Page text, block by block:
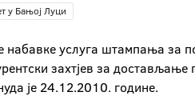
у Бањој Луци
набавке услуга штампања за
захтјев за
је 24.12.2010. године.